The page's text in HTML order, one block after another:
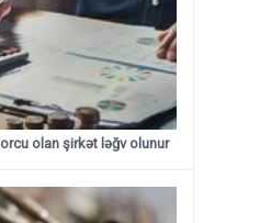
olan şirkət ləğv olunur